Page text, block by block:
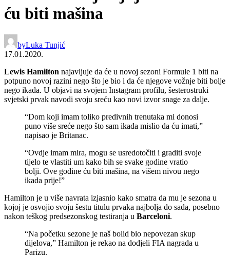
ću biti mašina
byLuka Tunjić
17.01.2020.
Lewis Hamilton najavljuje da će u novoj sezoni Formule 1 biti na
potpuno novoj razini nego što je bio i da će njegove vožnje biti bolje
nego ikada. U objavi na svojem Instagram profilu, šesterostruki
svjetski prvak navodi svoju sreću kao novi izvor snage za dalje.
“Dom koji imam toliko predivnih trenutaka mi donosi
puno više sreće nego što sam ikada mislio da ću imati,”
napisao je Britanac.
“Ovdje imam mira, mogu se usredotočiti i graditi svoje
tijelo te vlastiti um kako bih se svake godine vratio
bolji. Ove godine ću biti mašina, na višem nivou nego
ikada prije!”
Hamilton je u više navrata izjasnio kako smatra da mu je sezona u
kojoj je osvojio svoju šestu titulu prvaka najbolja do sada, posebno
nakon teškog predsezonskog testiranja u Barceloni.
“Na početku sezone je naš bolid bio nepovezan skup
dijelova,” Hamilton je rekao na dodjeli FIA nagrada u
Parizu.